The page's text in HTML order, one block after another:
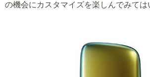
の機会にカスタマイズを楽しんでみては